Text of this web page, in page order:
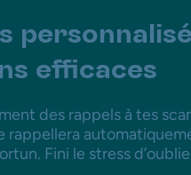
efficaces
des rappels à tes
rappellera
Fini le stress